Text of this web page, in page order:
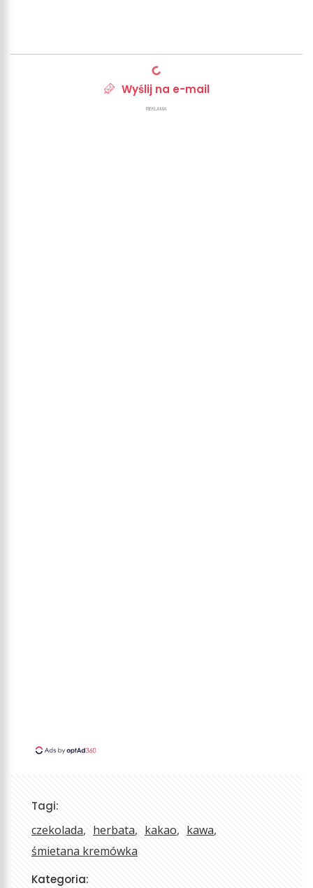
Wyślij na e-mail
REKLAMA
Tagi:
czekolada herbata kakao
kawa
śmietana kremówka
Kategoria: